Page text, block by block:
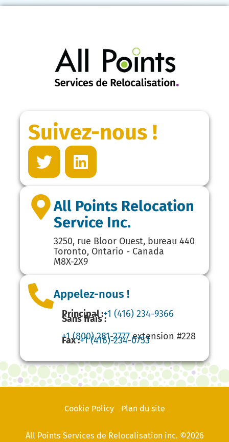
Suivez-nous !
All Points Relocation
Service Inc.
3250, rue Bloor Ouest, bureau 440
Toronto, Ontario - Canada
M8X-2X9
Appelez-nous !
Principal :+1 (416) 234-9366
Sans frais :
+1 (800) 281-2777extension #228
Fax :+1 (416)-234-0753
Cookie Policy Plan du site
All Points Services de Relocalisation inc. ©2026